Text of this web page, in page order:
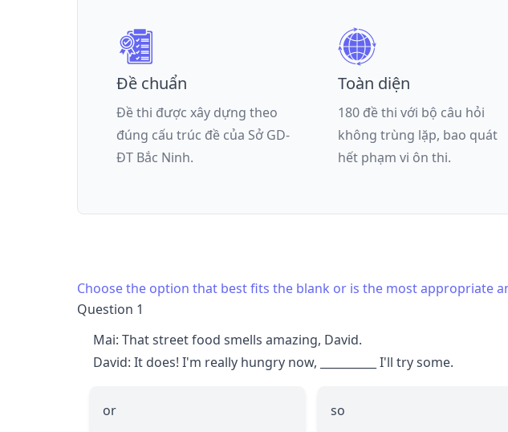
Đề chuẩn
Đề thi được xây dựng theo
đúng cấu trúc đề của Sở GD-
ĐT Bắc Ninh.
Toàn diện
180 đề thi với bộ câu hỏi
không trùng lặp, bao quát
hết phạm vi ôn thi.
Choose the option that best fits the blank or is the most appropriate
Question 1
Mai: That street food smells amazing, David.
David: It does! I'm really hungry now,
I'll try some.
or so